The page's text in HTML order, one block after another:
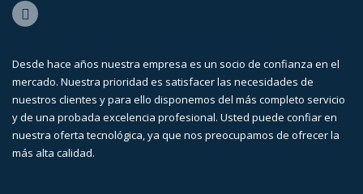
Desde hace años nuestra empresa es un socio de confianza en el
mercado. Nuestra prioridad es satisfacer las necesidades de
nuestros clientes y para ello disponemos del más completo servicio
y de una probada excelencia profesional. Usted puede confiar en
nuestra oferta tecnológica, ya que nos preocupamos de ofrecer la
más alta calidad.